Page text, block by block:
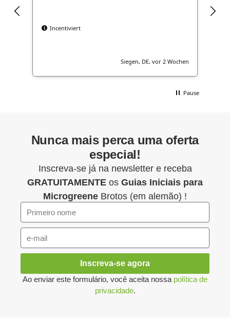
Incentiviert
Siegen, DE, vor 2 Wochen
Pause
Nunca mais perca uma oferta
especial!
Inscreva-se já na newsletter e receba
GRATUITAMENTE os Guias Iniciais para
Microgreene Brotos (em alemão) !
Inscreva-se agora
Ao enviar este formulário, você aceita nossa política de
privacidade.